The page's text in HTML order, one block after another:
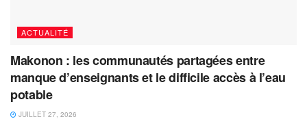
ACTUALITÉ
Makonon : les communautés partagées entre
manque d’enseignants et le difficile accès à l’eau
potable
JUILLET 27, 2026